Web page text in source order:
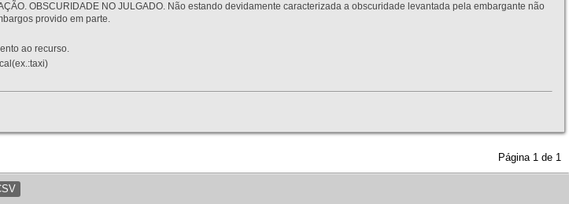
OBSCURIDADE NO JULGADO. Não estando devidamente caracterizada a obscuridade levantada pela embargante não
provido em parte.
ao recurso.
Página 1 de 1